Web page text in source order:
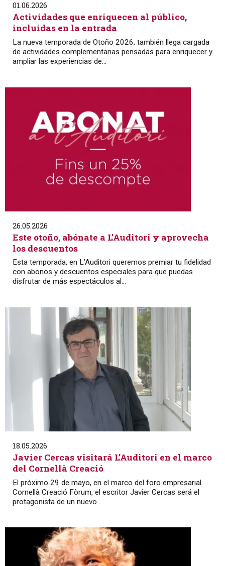
01.06.2026
Actividades que enriquecen al público,
incluidas en la entrada
La nueva temporada de Otoño 2026, también llega cargada
de actividades complementarias pensadas para enriquecer y
ampliar las experiencias de...
26.05.2026
Este otoño, abónate a L’Auditori y aprovecha
los descuentos
Esta temporada, en L’Auditori queremos premiar tu fidelidad
con abonos y descuentos especiales para que puedas
disfrutar de más espectáculos al...
18.05.2026
Javier Cercas visitará L’Auditori en el marco
del Cornellà Creació
El próximo 29 de mayo, en el marco del foro empresarial
Cornellà Creació Fòrum, el escritor Javier Cercas será el
protagonista de un nuevo...